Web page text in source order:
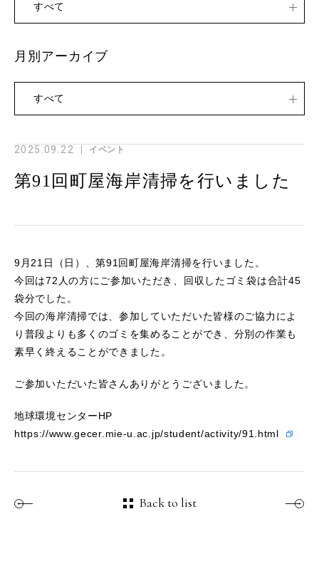
2025.09.22 イベント
第91回町屋海岸清掃を行いました
9月21日（日）、第91回町屋海岸清掃を行いました。
今回は72人の方にご参加いただき、回収したゴミ袋は合計45
袋分でした。
今回の海岸清掃では、参加していただいた皆様のご協力によ
り普段よりも多くのゴミを集めることができ、分別の作業も
素早く終えることができました。
ご参加いただいた皆さんありがとうございました。
地球環境センターHP
https://www.gecer.mie-u.ac.jp/student/activity/91.html
Back to list
すべて
月別アーカイブ
すべて